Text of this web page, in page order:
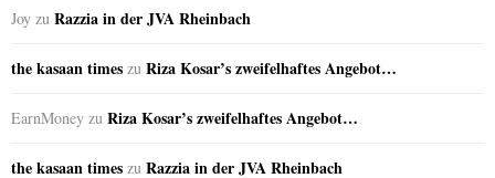
Joy zu Razzia in der JVA Rheinbach
the kasaan times zu Riza Kosar’s zweifelhaftes Angebot…
EarnMoney zu Riza Kosar’s zweifelhaftes Angebot…
the kasaan times zu Razzia in der JVA Rheinbach